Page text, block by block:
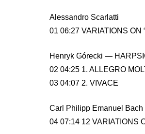
Alessandro Scarlatti
01 06:27 VARIATIONS ON
Henryk Górecki —
02 04:25 1. ALLEGRO
03 04:07 2. VIVACE
Carl Philipp Emanuel Bach
04 07:14 12 VARIATIONS